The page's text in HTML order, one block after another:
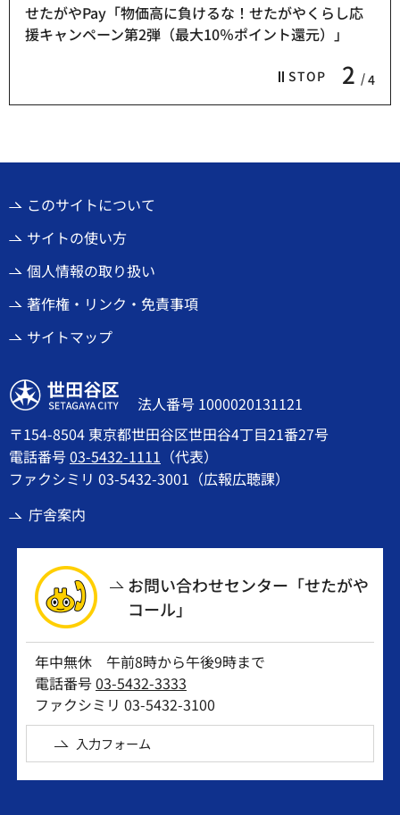
STOP 2 4
せたがやPay「物価高に負けるな！せたがやくらし応
援キャンペーン第2弾（最大10％ポイント還元）」
このサイトについて
サイトの使い方
個人情報の取り扱い
著作権・リンク・免責事項
サイトマップ
世田谷区
法人番号 1000020131121
〒154-8504 東京都世田谷区世田谷4丁目21番27号
電話番号03-5432-1111 （代表）
ファクシミリ 03-5432-3001（広報広聴課）
庁舎案内
お問い合わせセンター「せたがや
コール」
年中無休 午前8時から午後9時まで
電話番号03-5432-3333
ファクシミリ 03-5432-3100
入力フォーム